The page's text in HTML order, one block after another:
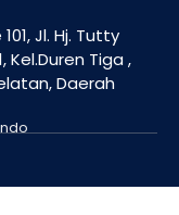
Jl. Hj. Tutty
Kel.Duren Tiga ,
Daerah